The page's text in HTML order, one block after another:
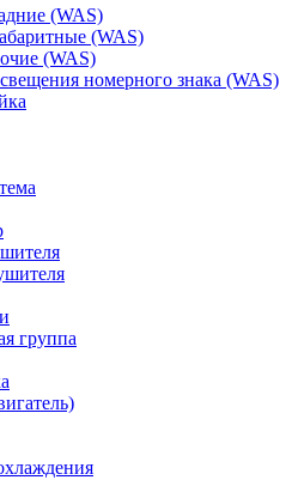
(WAS)
(WAS)
(WAS)
номерного знака (WAS)
группа